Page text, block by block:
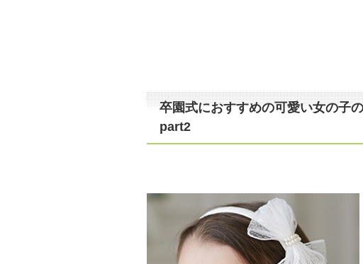
卒園式におすすめの可愛い女の子
part2